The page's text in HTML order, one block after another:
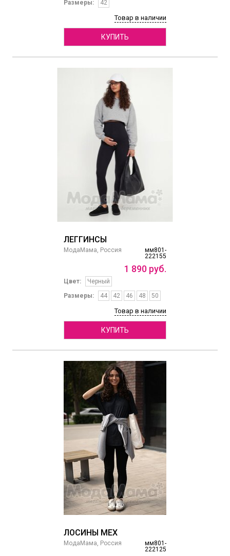
Размеры: 42
Товар в наличии
КУПИТЬ
ЛЕГГИНСЫ
мм801-
222155
МодаМама, Россия
1 890 руб.
Цвет:
Черный
Размеры:
44 42 46 48 50
Товар в наличии
КУПИТЬ
ЛОСИНЫ МЕХ
мм801-
222125
МодаМама, Россия